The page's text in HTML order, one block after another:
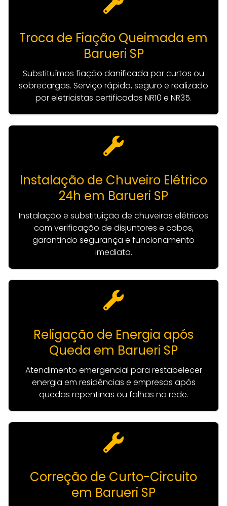
Troca de Fiação Queimada em
Barueri SP
Substituímos fiação danificada por curtos ou
sobrecargas. Serviço rápido, seguro e realizado
por eletricistas certificados NR10 e NR35.
Instalação de Chuveiro Elétrico
24h em Barueri SP
Instalação e substituição de chuveiros elétricos
com verificação de disjuntores e cabos,
garantindo segurança e funcionamento
imediato.
Religação de Energia após
Queda em Barueri SP
Atendimento emergencial para restabelecer
energia em residências e empresas após
quedas repentinas ou falhas na rede.
Correção de Curto-Circuito
em Barueri SP